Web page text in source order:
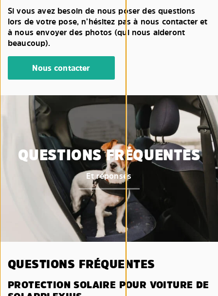
Si vous avez besoin de nous poser des questions
lors de votre pose, n’hésitez pas à nous contacter et
à nous envoyer des photos (qui nous aideront
beaucoup).
Nous contacter
QUESTIONS FRÉQUENTES
Et réponses
QUESTIONS FRÉQUENTES
PROTECTION SOLAIRE POUR VOITURE DE